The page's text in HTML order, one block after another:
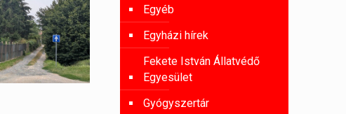
Egyéb
Egyházi hírek
Fekete István Állatvédő
Egyesület
Gyógyszertár